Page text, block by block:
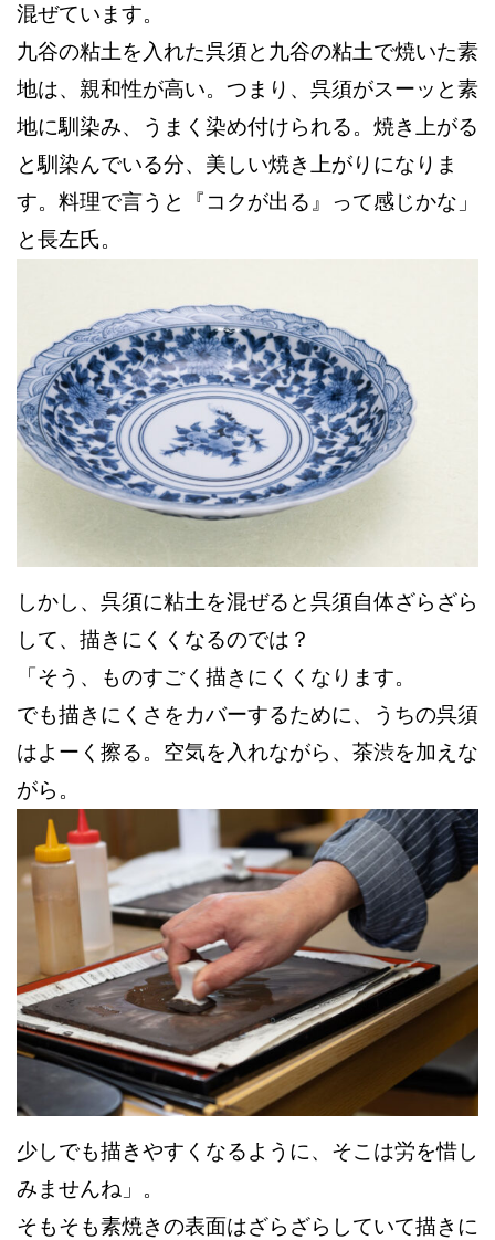
混ぜています。
九谷の粘土を入れた呉須と九谷の粘土で焼いた素
地は、親和性が高い。つまり、呉須がスーッと素
地に馴染み、うまく染め付けられる。焼き上がる
と馴染んでいる分、美しい焼き上がりになりま
す。料理で言うと『コクが出る』って感じかな」
と長左氏。
しかし、呉須に粘土を混ぜると呉須自体ざらざら
して、描きにくくなるのでは？
「そう、ものすごく描きにくくなります。
でも描きにくさをカバーするために、うちの呉須
はよーく擦る。空気を入れながら、茶渋を加えな
がら。
少しでも描きやすくなるように、そこは労を惜し
みませんね」。
そもそも素焼きの表面はざらざらしていて描きに